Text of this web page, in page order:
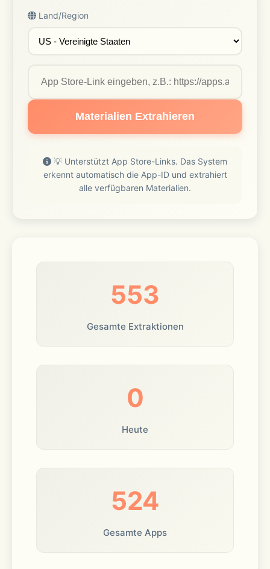
Land/Region
Materialien Extrahieren
💡 Unterstützt App Store-Links. Das System
erkennt automatisch die App-ID und extrahiert
alle verfügbaren Materialien.
553
Gesamte Extraktionen
0
Heute
524
Gesamte Apps